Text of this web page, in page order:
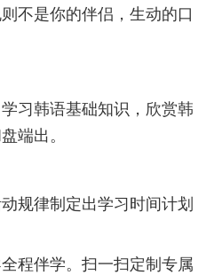
不是你的伴侣，生动的口
习韩语基础知识，欣赏韩
端出。
规律制定出学习时间计划
程伴学。扫一扫定制专属